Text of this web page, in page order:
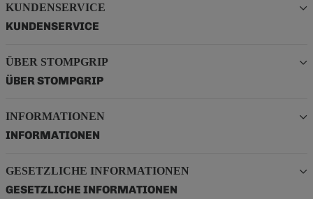
KUNDENSERVICE
KUNDENSERVICE
ÜBER STOMPGRIP
ÜBER STOMPGRIP
INFORMATIONEN
INFORMATIONEN
GESETZLICHE INFORMATIONEN
GESETZLICHE INFORMATIONEN